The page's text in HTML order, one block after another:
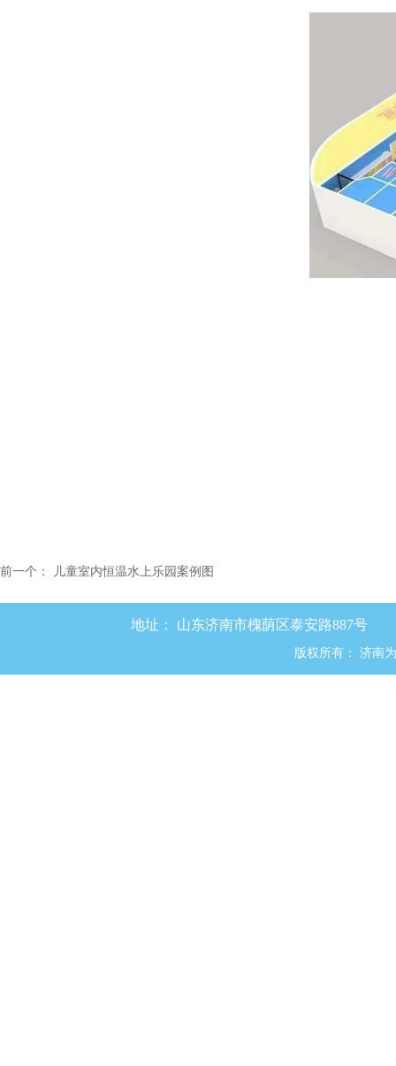
前一个： 儿童室内恒温水上乐园案例图
地址： 山东济南市槐荫区泰安路887号
版权所有： 济南